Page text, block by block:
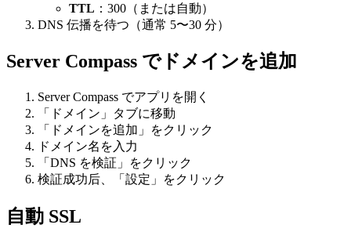
TTL ：300（または自動）
DNS 伝播を待つ（通常 5〜30 分）
Server Compass でドメインを追加
Server Compass でアプリを開く
「ドメイン」タブに移動
「ドメインを追加」をクリック
ドメイン名を入力
「DNS を検証」をクリック
検証成功后、「設定」をクリック
自動 SSL